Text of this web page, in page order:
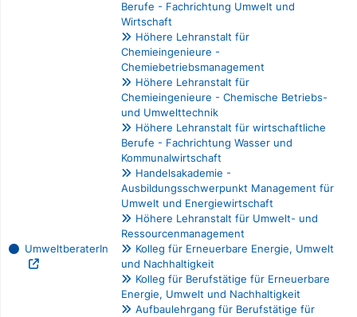
UmweltberaterIn
Berufe - Fachrichtung Umwelt und
Wirtschaft
Höhere Lehranstalt für
Chemieingenieure -
Chemiebetriebsmanagement
Höhere Lehranstalt für
Chemieingenieure - Chemische Betriebs-
und Umwelttechnik
Höhere Lehranstalt für wirtschaftliche
Berufe - Fachrichtung Wasser und
Kommunalwirtschaft
Handelsakademie -
Ausbildungsschwerpunkt Management für
Umwelt und Energiewirtschaft
Höhere Lehranstalt für Umwelt- und
Ressourcenmanagement
Kolleg für Erneuerbare Energie, Umwelt
und Nachhaltigkeit
Kolleg für Berufstätige für Erneuerbare
Energie, Umwelt und Nachhaltigkeit
Aufbaulehrgang für Berufstätige für